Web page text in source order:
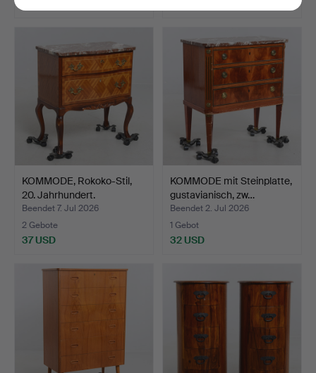
KOMMODE, Rokoko-Stil,
20. Jahrhundert.
Beendet 7. Jul 2026
2 Gebote
37 USD
KOMMODE mit Steinplatte,
gustavianisch, zw…
Beendet 2. Jul 2026
1 Gebot
32 USD